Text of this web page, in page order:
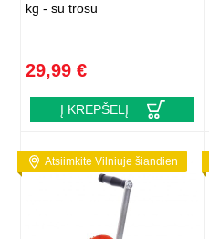
kg - su trosu
29,99 €
Į KREPŠELĮ
Atsiimkite Vilniuje šiandien